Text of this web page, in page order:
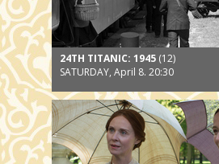
24TH TITANIC: 1945 (12)
SATURDAY, April 8. 20:30